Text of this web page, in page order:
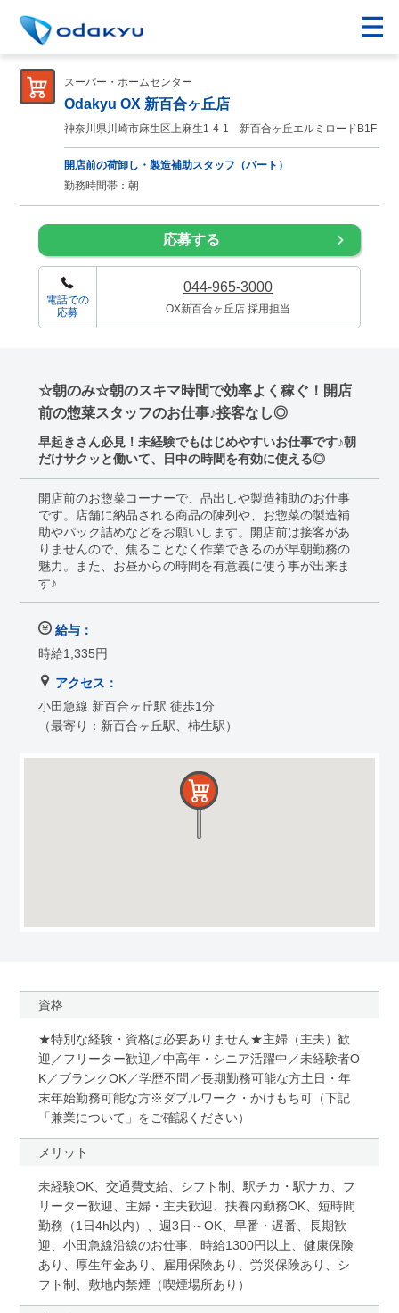
スーパー・ホームセンター
Odakyu OX 新百合ヶ丘店
神奈川県川崎市麻生区上麻生1-4-1 新百合ヶ丘エルミロードB1F
開店前の荷卸し・製造補助スタッフ（パート）
勤務時間帯：朝
応募する
電話での
応募
044-965-3000
OX新百合ヶ丘店 採用担当
☆朝のみ☆朝のスキマ時間で効率よく稼ぐ！開店
前の惣菜スタッフのお仕事♪接客なし◎
早起きさん必見！未経験でもはじめやすいお仕事です♪朝
だけサクッと働いて、日中の時間を有効に使える◎
開店前のお惣菜コーナーで、品出しや製造補助のお仕事
です。店舗に納品される商品の陳列や、お惣菜の製造補
助やパック詰めなどをお願いします。開店前は接客があ
りませんので、焦ることなく作業できるのが早朝勤務の
魅力。また、お昼からの時間を有意義に使う事が出来ま
す♪
給与：
時給1,335円
アクセス：
小田急線 新百合ヶ丘駅 徒歩1分
（最寄り：新百合ヶ丘駅、柿生駅）
資格
★特別な経験・資格は必要ありません★主婦（主夫）歓
迎／フリーター歓迎／中高年・シニア活躍中／未経験者O
K／ブランクOK／学歴不問／長期勤務可能な方土日・年
末年始勤務可能な方※ダブルワーク・かけもち可（下記
「兼業について」をご確認ください）
メリット
未経験OK、交通費支給、シフト制、駅チカ・駅ナカ、フ
リーター歓迎、主婦・主夫歓迎、扶養内勤務OK、短時間
勤務（1日4h以内）、週3日～OK、早番・遅番、長期歓
迎、小田急線沿線のお仕事、時給1300円以上、健康保険
あり、厚生年金あり、雇用保険あり、労災保険あり、シ
フト制、敷地内禁煙（喫煙場所あり）